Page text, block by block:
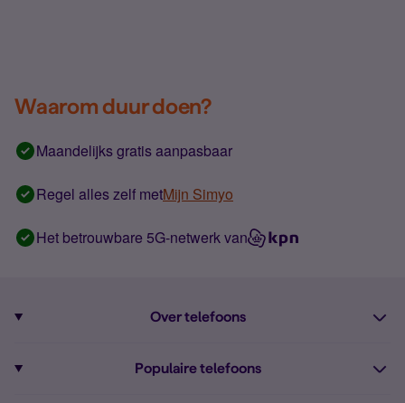
Waarom duur doen?
Maandelijks gratis aanpasbaar
Regel alles zelf metMijn Simyo
Het betrouwbare 5G-netwerk van
Over telefoons
Populaire telefoons